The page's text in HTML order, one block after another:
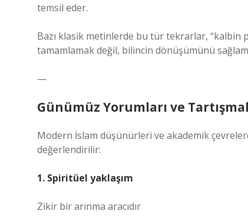
temsil eder.
Bazı klasik metinlerde bu tür tekrarlar, “kalbin
tamamlamak değil, bilincin dönüşümünü
—
Günümüz Yorumları ve
Modern İslam düşünürleri ve akademik
değerlendirilir:
1. Spiritüel yaklaşım
Zikir bir arınma aracıdır